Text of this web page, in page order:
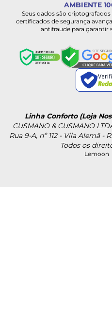
AMBIENTE
Seus dados são
certificados de segurança
antifraude para garantir
Linha Conforto (Loja
CUSMANO & CUSMANO
Rua 9-A, nº 112 - Vila Alemã -
Todos os
Lemoon